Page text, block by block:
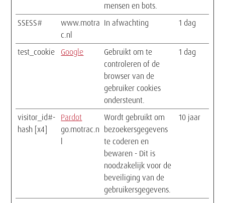
mensen en bots.
SSESS#
www.motra
c.nl
In afwachting 1 dag
test_cookie Google
Gebruikt om te
controleren of de
browser van de
gebruiker cookies
ondersteunt.
1 dag
visitor_id#-
hash [x4]
Pardot
go.motrac.n
Wordt gebruikt om
bezoekersgegevens
te coderen en
bewaren - Dit is
noodzakelijk voor de
beveiliging van de
gebruikersgegevens.
10 jaar